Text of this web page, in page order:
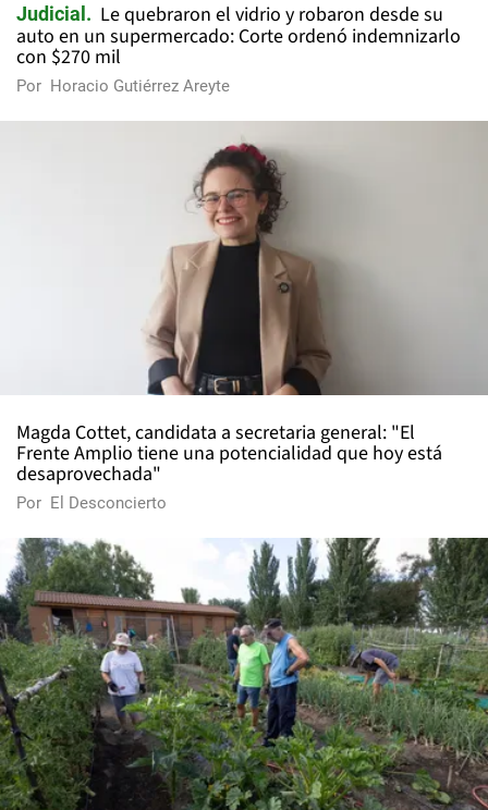
Judicial
Le quebraron el vidrio y robaron desde su
auto en un supermercado: Corte ordenó indemnizarlo
con $270 mil
Por Horacio Gutiérrez Areyte
Magda Cottet, candidata a secretaria general: "El
Frente Amplio tiene una potencialidad que hoy está
desaprovechada"
Por El Desconcierto